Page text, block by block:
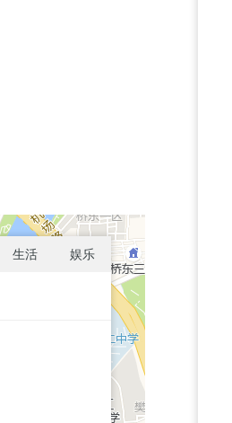
生活 娱乐